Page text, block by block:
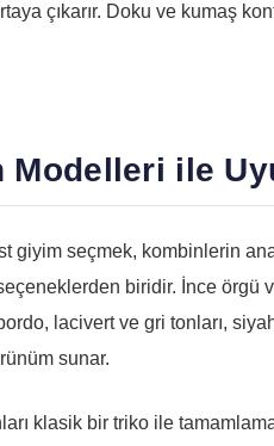
çıkarır. Doku ve kumaş
Modelleri ile
giyim seçmek, kombinlerin
biridir. İnce örgü
lacivert ve gri tonları,
sunar.
klasik bir triko ile